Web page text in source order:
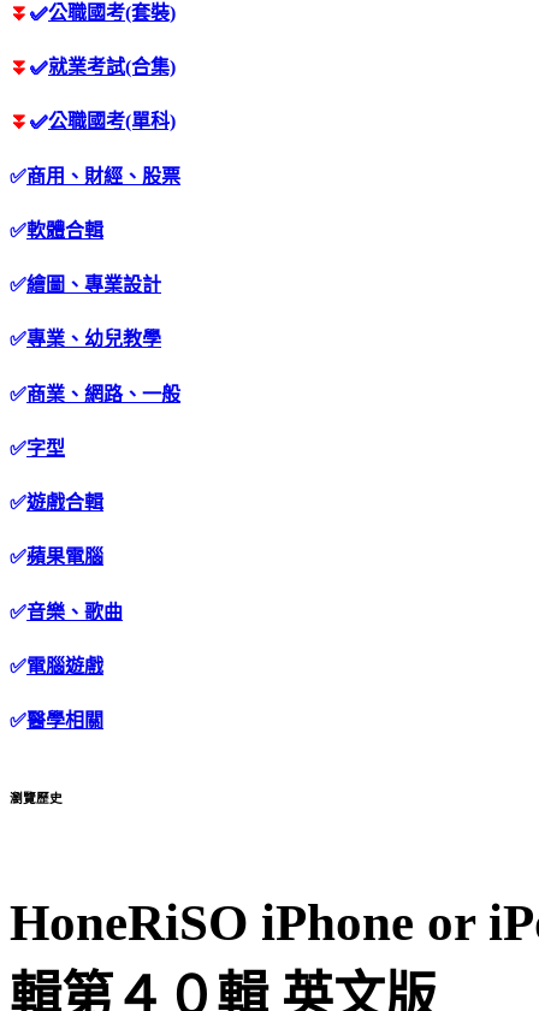
⏬ ✅公職國考(套裝)
⏬ ✅就業考試(合集)
⏬ ✅公職國考(單科)
✅商用、財經、股票
✅軟體合輯
✅繪圖、專業設計
✅專業、幼兒教學
✅商業、網路、一般
✅字型
✅遊戲合輯
✅蘋果電腦
✅音樂、歌曲
✅電腦遊戲
✅醫學相關
瀏覽歷史
HoneRiSO iPhone or
輯第４０輯 英文版